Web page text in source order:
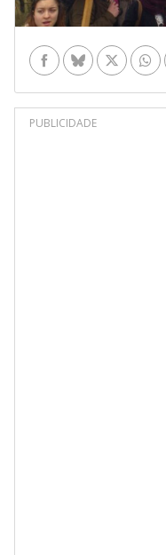
Facebook
BlueskyTwitter
PUBLICIDADE